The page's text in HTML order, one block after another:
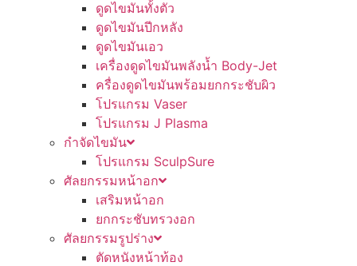
ดูดไขมันทั้งตัว
ดูดไขมันปีกหลัง
ดูดไขมันเอว
เครื่องดูดไขมันพลังน้ำ Body-Jet
ครื่องดูดไขมันพร้อมยกกระชับผิว
โปรแกรม Vaser
โปรแกรม J Plasma
กำจัดไขมัน
โปรแกรม SculpSure
ศัลยกรรมหน้าอก
เสริมหน้าอก
ยกกระชับทรวงอก
ศัลยกรรมรูปร่าง
ตัดหนังหน้าท้อง